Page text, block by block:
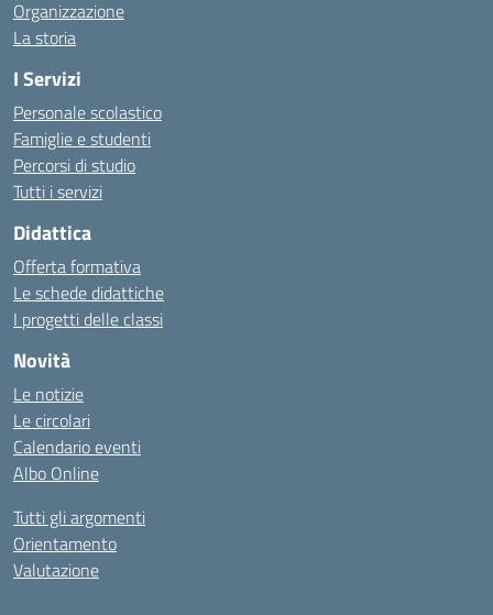
Organizzazione
La storia
I Servizi
Personale scolastico
Famiglie e studenti
Percorsi di studio
Tutti i servizi
Didattica
Offerta formativa
Le schede didattiche
I progetti delle classi
Novità
Le notizie
Le circolari
Calendario eventi
Albo Online
Tutti gli argomenti
Orientamento
Valutazione